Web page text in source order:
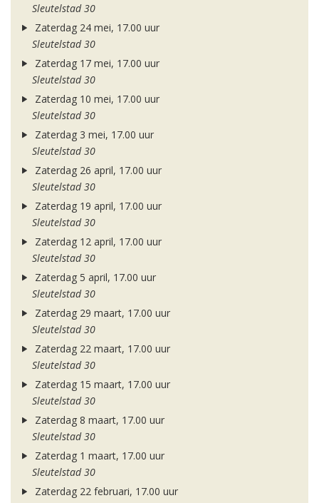
Sleutelstad 30
Zaterdag 24 mei, 17.00 uur
Sleutelstad 30
Zaterdag 17 mei, 17.00 uur
Sleutelstad 30
Zaterdag 10 mei, 17.00 uur
Sleutelstad 30
Zaterdag 3 mei, 17.00 uur
Sleutelstad 30
Zaterdag 26 april, 17.00 uur
Sleutelstad 30
Zaterdag 19 april, 17.00 uur
Sleutelstad 30
Zaterdag 12 april, 17.00 uur
Sleutelstad 30
Zaterdag 5 april, 17.00 uur
Sleutelstad 30
Zaterdag 29 maart, 17.00 uur
Sleutelstad 30
Zaterdag 22 maart, 17.00 uur
Sleutelstad 30
Zaterdag 15 maart, 17.00 uur
Sleutelstad 30
Zaterdag 8 maart, 17.00 uur
Sleutelstad 30
Zaterdag 1 maart, 17.00 uur
Sleutelstad 30
Zaterdag 22 februari, 17.00 uur